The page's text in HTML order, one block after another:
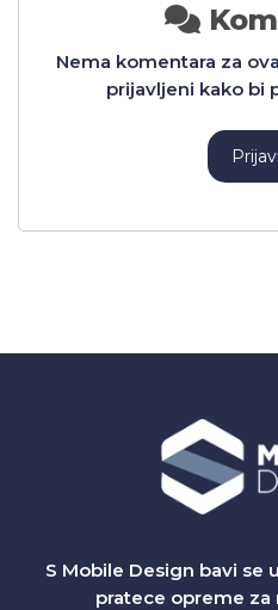
Nema komentara za
prijavljeni kako bi
S Mobile Design bavi se
pratece opreme